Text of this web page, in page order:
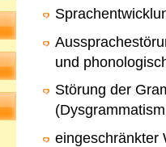
und
Störung der
eingeschränkter